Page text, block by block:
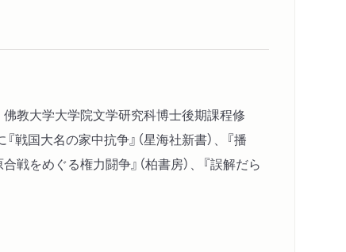
教大学大学院文学研究科博士後期課程修
戦国大名の家中抗争』（星海社新書）、『播
をめぐる権力闘争』（柏書房）、『誤解だら